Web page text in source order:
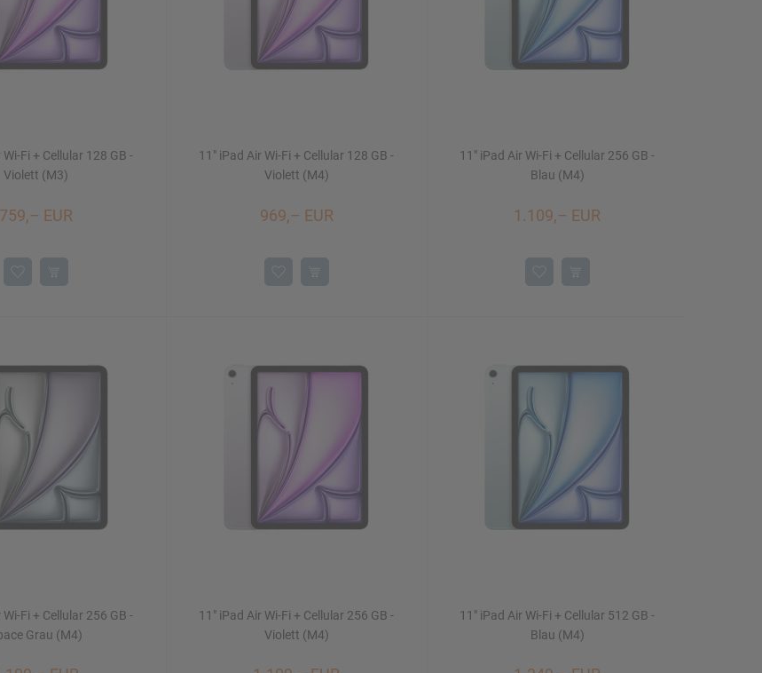
Fi + Cellular 128 GB -
Violett (M3)
759,– EUR
11" iPad Air Wi-Fi + Cellular 128 GB -
Violett (M4)
969,– EUR
11" iPad Air Wi-Fi + Cellular 256 GB -
Blau (M4)
1.109,– EUR
Fi + Cellular 256 GB -
Grau (M4)
11" iPad Air Wi-Fi + Cellular 256 GB -
Violett (M4)
11" iPad Air Wi-Fi + Cellular 512 GB -
Blau (M4)